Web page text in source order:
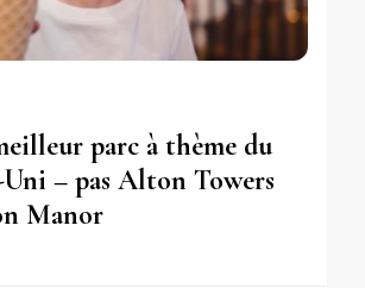
parc à thème du
Uni – pas Alton Towers
Manor